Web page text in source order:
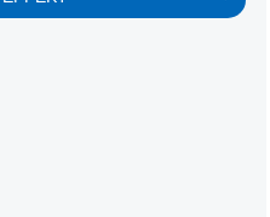
Visa fler
Svart 3